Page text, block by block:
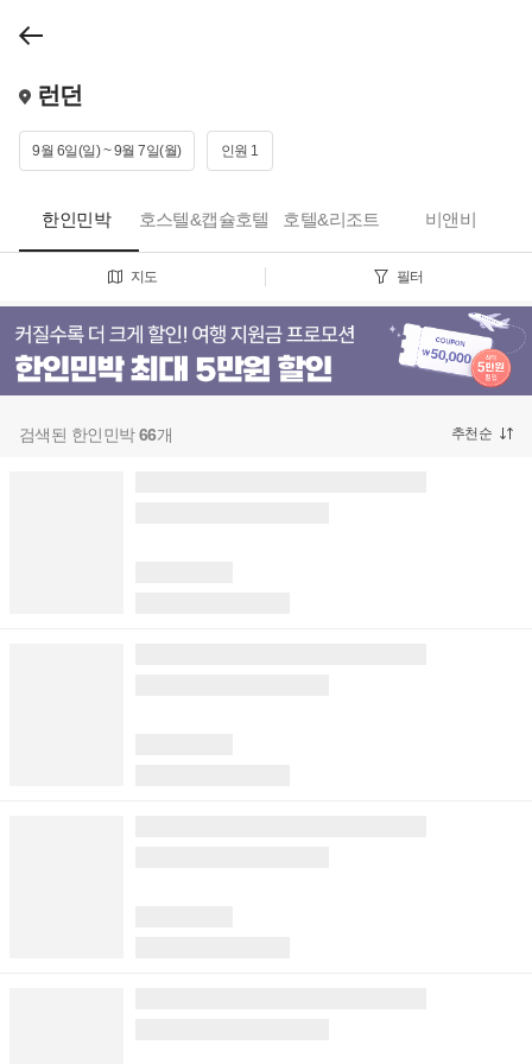
런던
9월 6일(일) ~ 9월 7일(월) 인원 1
한인민박 호스텔&캡슐호텔 호텔&리조트 비앤비
지도 필터
검색된 한인민박66개 추천순